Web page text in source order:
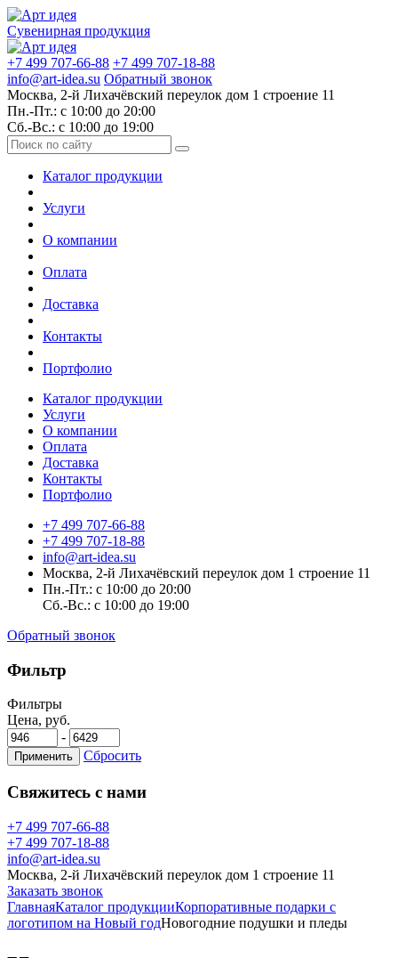
Сувенирная продукция
+7 499 707-66-88 +7 499 707-18-88
info@art-idea.su Обратный звонок
Москва, 2-й Лихачёвский переулок дом 1 строение 11
Пн.-Пт.: с 10:00 до 20:00
Сб.-Вс.: с 10:00 до 19:00
Каталог продукции
Услуги
О компании
Оплата
Доставка
Контакты
Портфолио
Каталог продукции
Услуги
О компании
Оплата
Доставка
Контакты
Портфолио
+7 499 707-66-88
+7 499 707-18-88
info@art-idea.su
Москва, 2-й Лихачёвский переулок дом 1 строение 11
Пн.-Пт.: с 10:00 до 20:00
Сб.-Вс.: с 10:00 до 19:00
Обратный звонок
Фильтр
Фильтры
Цена, руб.
-
Применить Сбросить
Свяжитесь с нами
+7 499 707-66-88
+7 499 707-18-88
info@art-idea.su
Москва, 2-й Лихачёвский переулок дом 1 строение 11
Заказать звонок
ГлавнаяКаталог продукцииКорпоративные подарки с
логотипом на Новый годНовогодние подушки и пледы